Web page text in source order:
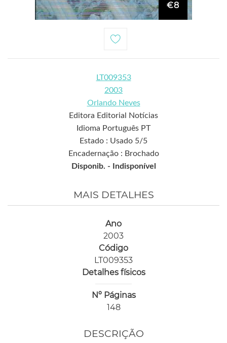
€8
LT009353
2003
Orlando Neves
Editora Editorial Notícias
Idioma Português PT
Estado : Usado 5/5
Encadernação : Brochado
Disponib. -
Indisponível
MAIS DETALHES
Ano
2003
Código
LT009353
Detalhes físicos
Nº Páginas
148
DESCRIÇÃO